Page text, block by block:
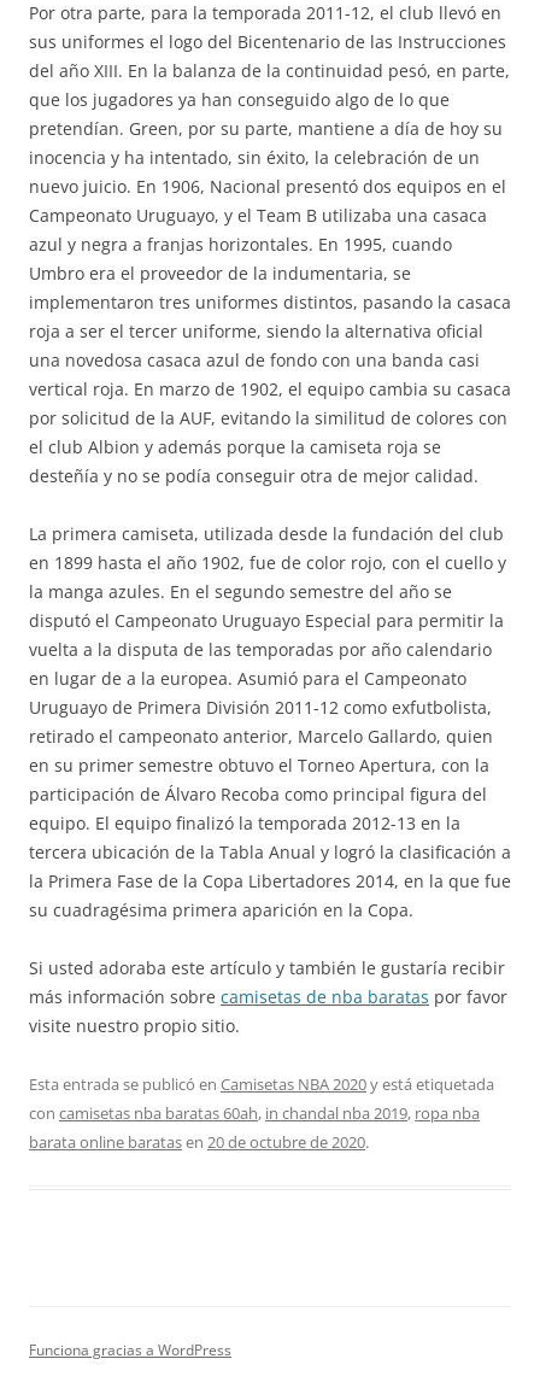
Por otra parte, para la temporada 2011-12, el club llevó en
sus uniformes el logo del Bicentenario de las Instrucciones
del año XIII. En la balanza de la continuidad pesó, en parte,
que los jugadores ya han conseguido algo de lo que
pretendían. Green, por su parte, mantiene a día de hoy su
inocencia y ha intentado, sin éxito, la celebración de un
nuevo juicio. En 1906, Nacional presentó dos equipos en el
Campeonato Uruguayo, y el Team B utilizaba una casaca
azul y negra a franjas horizontales. En 1995, cuando
Umbro era el proveedor de la indumentaria, se
implementaron tres uniformes distintos, pasando la casaca
roja a ser el tercer uniforme, siendo la alternativa oficial
una novedosa casaca azul de fondo con una banda casi
vertical roja. En marzo de 1902, el equipo cambia su casaca
por solicitud de la AUF, evitando la similitud de colores con
el club Albion y además porque la camiseta roja se
desteñía y no se podía conseguir otra de mejor calidad.
La primera camiseta, utilizada desde la fundación del club
en 1899 hasta el año 1902, fue de color rojo, con el cuello y
la manga azules. En el segundo semestre del año se
disputó el Campeonato Uruguayo Especial para permitir la
vuelta a la disputa de las temporadas por año calendario
en lugar de a la europea. Asumió para el Campeonato
Uruguayo de Primera División 2011-12 como exfutbolista,
retirado el campeonato anterior, Marcelo Gallardo, quien
en su primer semestre obtuvo el Torneo Apertura, con la
participación de Álvaro Recoba como principal figura del
equipo. El equipo finalizó la temporada 2012-13 en la
tercera ubicación de la Tabla Anual y logró la clasificación a
la Primera Fase de la Copa Libertadores 2014, en la que fue
su cuadragésima primera aparición en la Copa.
Si usted adoraba este artículo y también le gustaría recibir
más información sobre camisetas de nba baratas por favor
visite nuestro propio sitio.
Esta entrada se publicó en Camisetas NBA 2020y está etiquetada
con camisetas nba baratas 60ah, in chandal nba 2019, ropa nba
barata online baratasen 20 de octubre de 2020.
Funciona gracias a WordPress